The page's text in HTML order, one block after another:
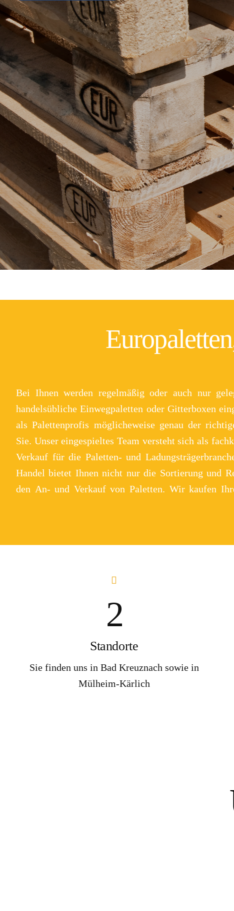
Bei Ihnen werden regelmäßig oder auch nur
handelsübliche Einwegpaletten oder Gitterboxen
als Palettenprofis möglicheweise genau der
Sie. Unser eingespieltes Team versteht sich als
Verkauf für die Paletten- und
Handel bietet Ihnen nicht nur die Sortierung und
den An- und Verkauf von Paletten. Wir kaufen
diese nicht irreparabel sind. Einweg- und
Anfrage. Die An- und Verkaufspreise für Paletten
und Abnahmevolumen. Gerne erstellen wir
unverbindliches Angebot! Paletten von der MK
2
Standorte
Sie finden uns in Bad Kreuznach sowie in
Mülheim-Kärlich